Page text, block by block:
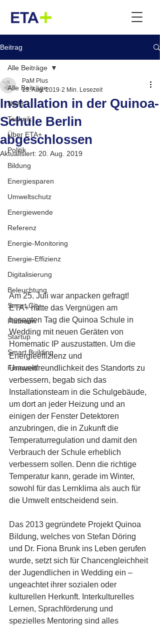
Beitrag
Alle Beiträge
News
Technik
Über ETA+
Politik
Bildung
Energiesparen
Umweltschutz
Energiewende
Referenz
Energie-Monitoring
Energie-Effizienz
Digitalisierung
Beleuchtung
Smart City
Plattform
Startup
Smart Building
Finanzen
Alle Beiträge
Installation in der Quinoa-
Schule Berlin
abgeschlossen
PaM Plus
13. Aug. 2019 2 Min. Lesezeit
Aktualisiert: 20. Aug. 2019
Am 25. Juli war anpacken gefragt!
ETA+ hatte das Vergnügen am
besagten Tag die Quinoa Schule in
Wedding mit neuen Geräten von
Homematic IP auszustatten. Um die
Energieeffizienz und
Umweltfreundlichkeit des Standorts zu
verbessern, begab sich das
Installationsteam in die Schulgebäude,
um dort an jeder Heizung und an
einigen der Fenster Detektoren
anzubringen, die in Zukunft die
Temperaturregulation und damit den
Verbrauch der Schule erheblich
verbessern sollen. Denn die richtige
Temperatur kann, gerade im Winter,
sowohl für das Lernklima als auch für
die Umwelt entscheidend sein.
Das 2013 gegründete Projekt Quinoa
Bildung, welches von Stefan Döring
und Dr. Fiona Brunk ins Leben gerufen
wurde, setzt sich für Chancengleichheit
der Jugendlichen in Wedding ein –
ungeachtet ihrer sozialen oder
kulturellen Herkunft. Interkulturelles
Lernen, Sprachförderung und
spezielles Mentoring sind alles